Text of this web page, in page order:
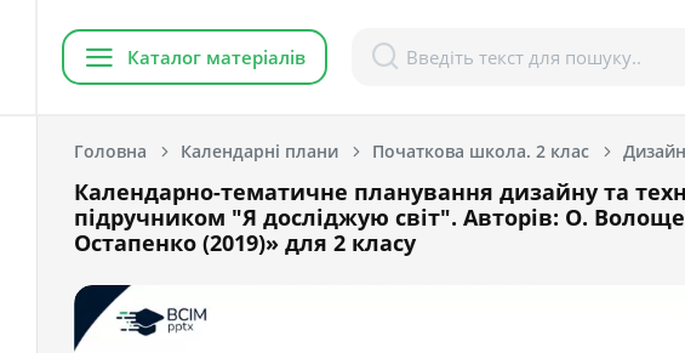
Каталог матеріалів
Головна Календарні плани Початкова школа. 2 клас Дизайн
Календарно-тематичне планування дизайну та
підручником "Я досліджую світ". Авторів: О.
Остапенко (2019)» для 2 класу